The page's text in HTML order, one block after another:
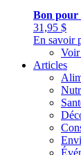
Bon pour
31,95 $
En savoir
Voir
Articles